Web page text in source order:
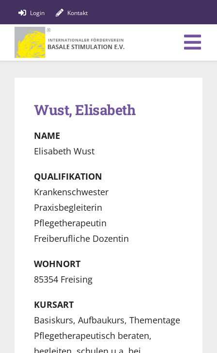
Inhalt
springen
Login Kontakt
Förderung
Wust, Elisabeth
NAME
Elisabeth Wust
QUALIFIKATION
Krankenschwester
Praxisbegleiterin
Pflegetherapeutin
Freiberufliche Dozentin
WOHNORT
85354 Freising
KURSART
Basiskurs, Aufbaukurs, Thementage
Pflegetherapeutisch beraten,